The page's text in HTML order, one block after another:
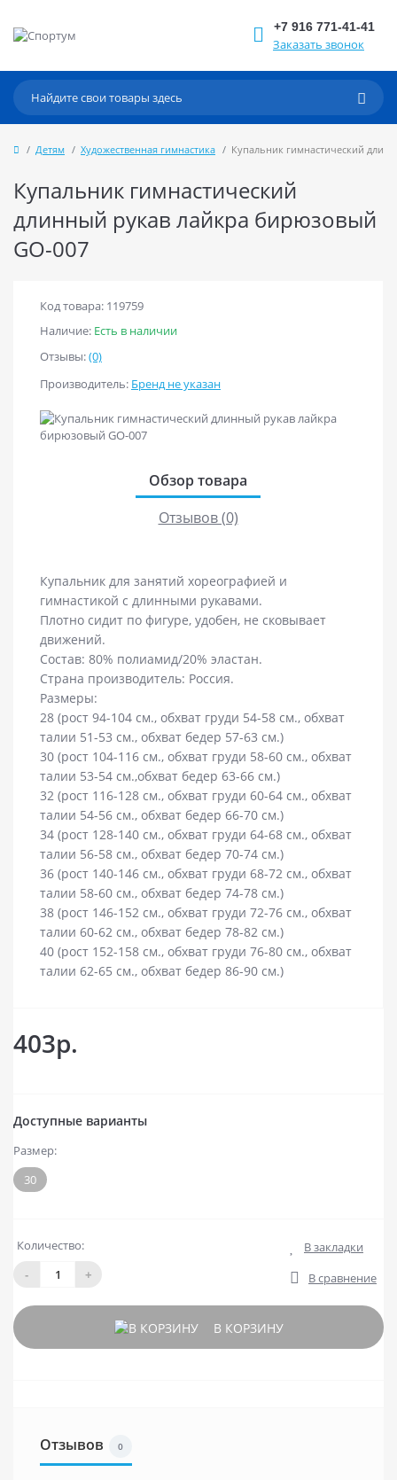
+7 916 771-41-41
Заказать звонок
Детям Художественная гимнастика Купальник гимнастический
Купальник гимнастический
длинный рукав лайкра бирюзовый
GO-007
Код товара: 119759
Наличие: Есть в наличии
Отзывы:(0)
Производитель: Бренд не указан
Обзор товара
Отзывов (0)
Купальник для занятий хореографией и
гимнастикой с длинными рукавами.
Плотно сидит по фигуре, удобен, не сковывает
движений.
Состав: 80% полиамид/20% эластан.
Страна производитель: Россия.
Размеры:
28 (рост 94-104 см., обхват груди 54-58 см., обхват
талии 51-53 см., обхват бедер 57-63 см.)
30 (рост 104-116 см., обхват груди 58-60 см., обхват
талии 53-54 см.,обхват бедер 63-66 см.)
32 (рост 116-128 см., обхват груди 60-64 см., обхват
талии 54-56 см., обхват бедер 66-70 см.)
34 (рост 128-140 см., обхват груди 64-68 см., обхват
талии 56-58 см., обхват бедер 70-74 см.)
36 (рост 140-146 см., обхват груди 68-72 см., обхват
талии 58-60 см., обхват бедер 74-78 см.)
38 (рост 146-152 см., обхват груди 72-76 см., обхват
талии 60-62 см., обхват бедер 78-82 см.)
40 (рост 152-158 см., обхват груди 76-80 см., обхват
талии 62-65 см., обхват бедер 86-90 см.)
403р.
Доступные варианты
Размер:
30
Количество:
- +
В закладки
В сравнение
В КОРЗИНУ
Отзывов 0